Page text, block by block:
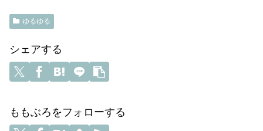
ゆるゆる
シェアする
ももぶろをフォローする